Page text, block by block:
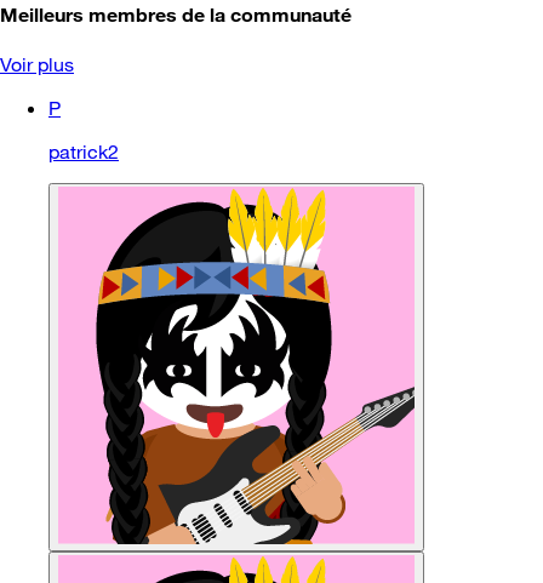
Meilleurs membres de la communauté
Voir plus
P
patrick2